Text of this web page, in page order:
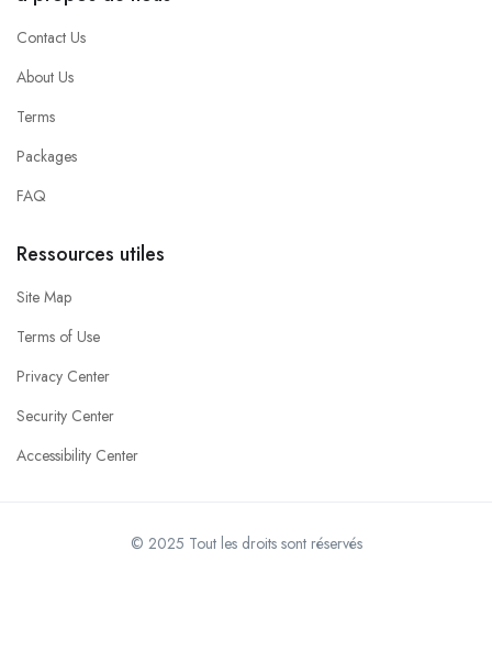
Contact Us
About Us
Terms
Packages
FAQ
Ressources utiles
Site Map
Terms of Use
Privacy Center
Security Center
Accessibility Center
© 2025 Tout les droits sont réservés